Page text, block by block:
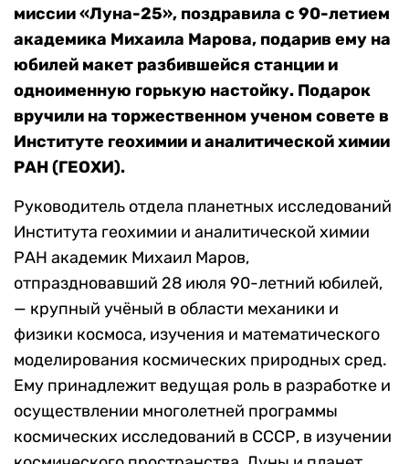
миссии «Луна-25», поздравила с 90-летием
академика Михаила Марова, подарив ему на
юбилей макет разбившейся станции и
одноименную горькую настойку. Подарок
вручили на торжественном ученом совете в
Институте геохимии и аналитической химии
РАН (ГЕОХИ).
Руководитель отдела планетных исследований
Института геохимии и аналитической химии
РАН академик Михаил Маров,
отпраздновавший 28 июля 90-летний юбилей,
— крупный учёный в области механики и
физики космоса, изучения и математического
моделирования космических природных сред.
Ему принадлежит ведущая роль в разработке и
осуществлении многолетней программы
космических исследований в СССР, в изучении